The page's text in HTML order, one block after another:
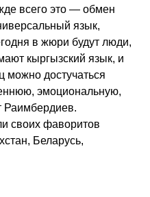
всего это — обмен
язык,
в жюри будут люди,
кыргызский язык, и
можно достучаться
эмоциональную,
Раимбердиев.
своих фаворитов
Беларусь,